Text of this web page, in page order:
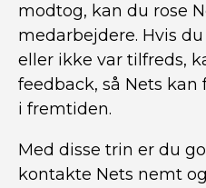
modtog, kan du rose
medarbejdere. Hvis
eller ikke var tilfreds,
feedback, så Nets kan
i fremtiden.
Med disse trin er du
kontakte Nets nemt